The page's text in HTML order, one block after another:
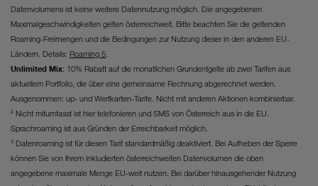
Datenvolumens ist keine weitere Datennutzung möglich. Die angegebenen
Maximalgeschwindigkeiten gelten österreichweit. Bitte beachten Sie die geltenden
Roaming-Freimengen und die Bedingungen zur Nutzung dieser in den anderen EU-
Ländern. Details: Roaming 5.
Unlimited Mix: 10% Rabatt auf die monatlichen Grundentgelte ab zwei Tarifen aus
aktuellem Portfolio, die über eine gemeinsame Rechnung abgerechnet werden.
Ausgenommen: up- und Wertkarten-Tarife. Nicht mit anderen Aktionen kombinierbar.
² Nicht mitumfasst ist hier telefonieren und SMS von Österreich aus in die EU.
Sprachroaming ist aus Gründen der Erreichbarkeit möglich.
³ Datenroaming ist für diesen Tarif standardmäßig deaktiviert. Bei Aufheben der Sperre
können Sie von Ihrem inkludierten österreichweiten Datenvolumen die oben
angegebene maximale Menge EU-weit nutzen. Bei darüber hinausgehender Nutzung